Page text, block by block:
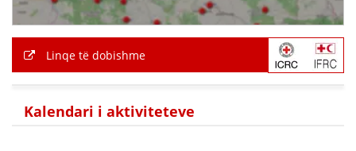
Linqe të dobishme
Kalendari i aktiviteteve